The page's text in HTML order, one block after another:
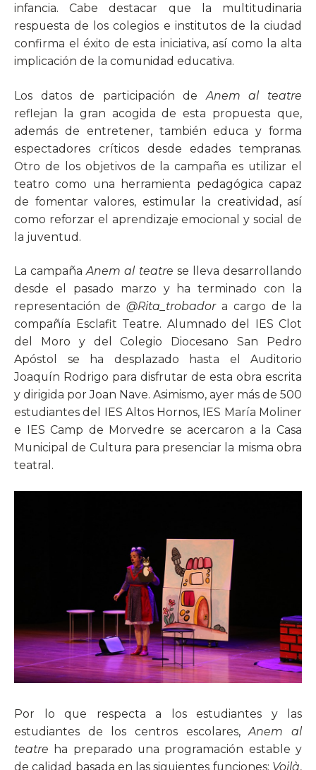
infancia. Cabe destacar que la multitudinaria
respuesta de los colegios e institutos de la ciudad
confirma el éxito de esta iniciativa, así como la alta
implicación de la comunidad educativa.
Los datos de participación de Anem al teatre
reflejan la gran acogida de esta propuesta que,
además de entretener, también educa y forma
espectadores críticos desde edades tempranas.
Otro de los objetivos de la campaña es utilizar el
teatro como una herramienta pedagógica capaz
de fomentar valores, estimular la creatividad, así
como reforzar el aprendizaje emocional y social de
la juventud.
La campañaAnem al teatre se lleva desarrollando
desde el pasado marzo y ha terminado con la
representación de @Rita_trobadora cargo de la
compañía Esclafit Teatre. Alumnado del IES Clot
del Moro y del Colegio Diocesano San Pedro
Apóstol se ha desplazado hasta el Auditorio
Joaquín Rodrigo para disfrutar de esta obra escrita
y dirigida por Joan Nave. Asimismo, ayer más de 500
estudiantes del IES Altos Hornos, IES María Moliner
e IES Camp de Morvedre se acercaron a la Casa
Municipal de Cultura para presenciar la misma obra
teatral.
Por lo que respecta a los estudiantes y las
estudiantes de los centros escolares,Anem al
teatre ha preparado una programación estable y
de calidad basada en las siguientes funciones: Voilà,